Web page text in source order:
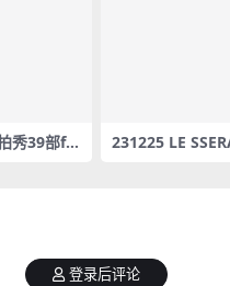
秀39部fa
231225 LE
登录后评论